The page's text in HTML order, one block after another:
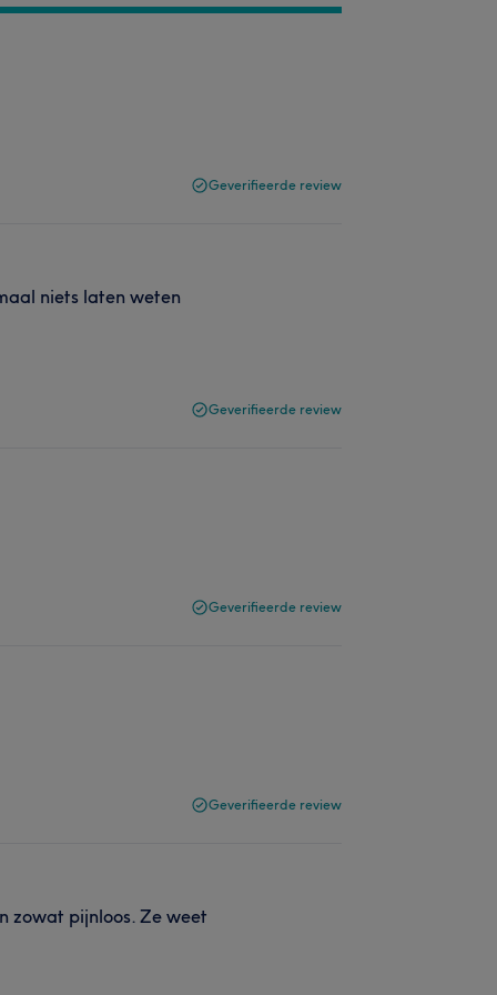
Geverifieerde review
niets laten weten
Geverifieerde review
Geverifieerde review
Geverifieerde review
zowat pijnloos. Ze weet